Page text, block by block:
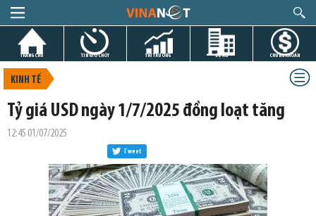
TRANG CHỦ TIN GIỜ CHÓT THỊ TRƯỜNG DỰ ÁN CHỨNG KHOÁN
KINH TẾ
Tỷ giá USD ngày 1/7/2025 đồng loạt tăng
12:45 01/07/2025
Tweet